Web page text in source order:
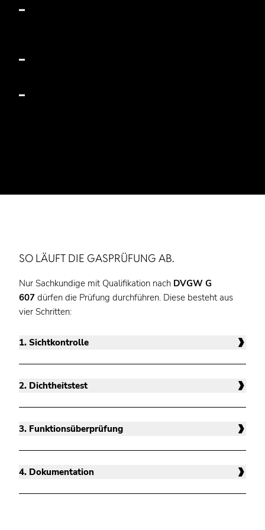
SO LÄUFT DIE GASPRÜFUNG AB.
Nur Sachkundige mit Qualifikation nach DVGW G
607 dürfen die Prüfung durchführen. Diese besteht aus
vier Schritten:
1. Sichtkontrolle
2. Dichtheitstest
3. Funktionsüberprüfung
4. Dokumentation